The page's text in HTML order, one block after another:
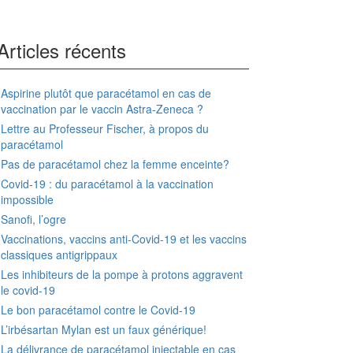
récents
Aspirine plutôt que paracétamol en cas de
vaccination par le vaccin Astra-Zeneca ?
Lettre au Professeur Fischer, à propos du
paracétamol
Pas de paracétamol chez la femme enceinte?
Covid-19 : du paracétamol à la vaccination
impossible
Sanofi, l’ogre
Vaccinations, vaccins anti-Covid-19 et les vaccins
classiques antigrippaux
Les inhibiteurs de la pompe à protons aggravent
le covid-19
Le bon paracétamol contre le Covid-19
L’irbésartan Mylan est un faux générique!
La délivrance de paracétamol injectable en cas